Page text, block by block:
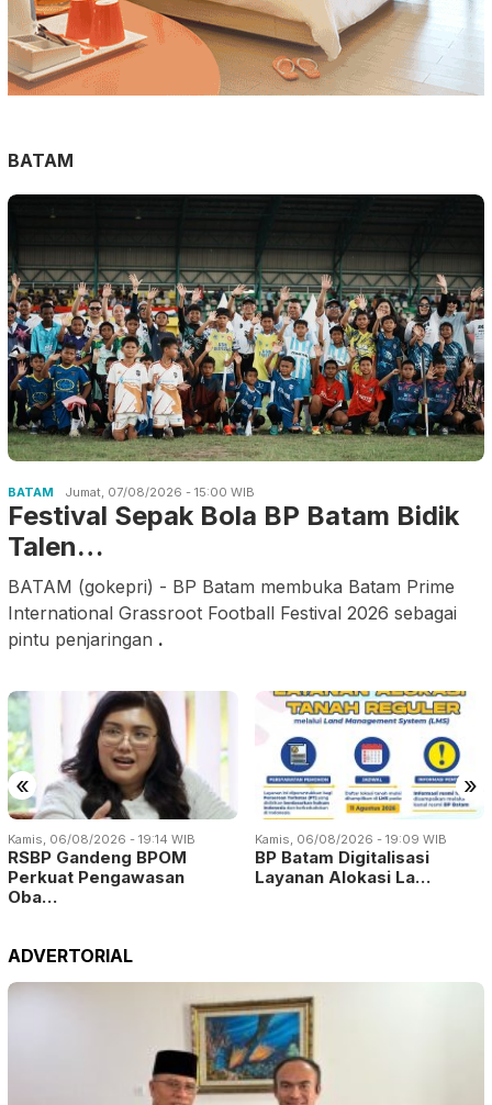
BATAM
BATAM Jumat, 07/08/2026 - 15:00 WIB
Festival Sepak Bola BP Batam Bidik
Talen…
BATAM (gokepri) - BP Batam membuka Batam Prime
International Grassroot Football Festival 2026 sebagai
pintu penjaringan .
« »
Kamis, 06/08/2026 - 19:14 WIB
RSBP Gandeng BPOM
Perkuat Pengawasan
Oba…
Kamis, 06/08/2026 - 19:09 WIB
BP Batam Digitalisasi
Layanan Alokasi La…
ADVERTORIAL